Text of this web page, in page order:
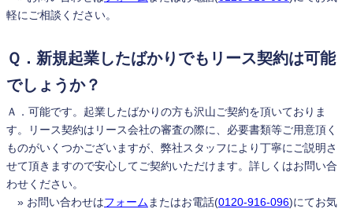
軽にご相談ください。
Ｑ．新規起業したばかりでもリース契約は可能
でしょうか？
Ａ．可能です。起業したばかりの方も沢山ご契約を頂いておりま
す。リース契約はリース会社の審査の際に、必要書類等ご用意頂く
ものがいくつかございますが、弊社スタッフにより丁寧にご説明さ
せて頂きますので安心してご契約いただけます。詳しくはお問い合
わせください。
» お問い合わせはフォーム またはお電話(0120-916-096)にてお気